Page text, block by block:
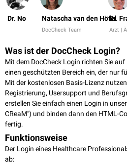
Dr. No Natascha van den Höfel
DocCheck Team
Dr.
Arzt |
Was ist der DocCheck Login?
Mit dem DocCheck Login richten Sie
einen geschützten Bereich ein, der nur
Mit der kostenlosen Basis-Lizenz
Registrierung, Usersupport und
erstellen Sie einfach einen Login in
CReaM") und binden dann den HTML-
fertig.
Funktionsweise
Der Login eines Healthcare
ab: